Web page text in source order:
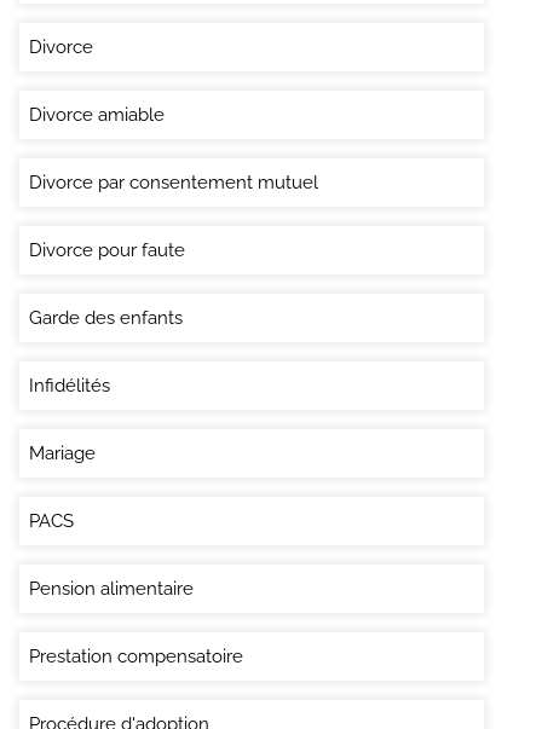
Divorce
Divorce amiable
Divorce par consentement mutuel
Divorce pour faute
Garde des enfants
Infidélités
Mariage
PACS
Pension alimentaire
Prestation compensatoire
Procédure d'adoption